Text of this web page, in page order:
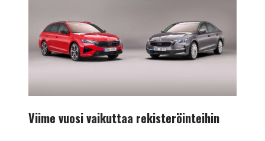
vaikuttaa
rekisteröinteihin
Viime vuosi vaikuttaa rekisteröinteihin